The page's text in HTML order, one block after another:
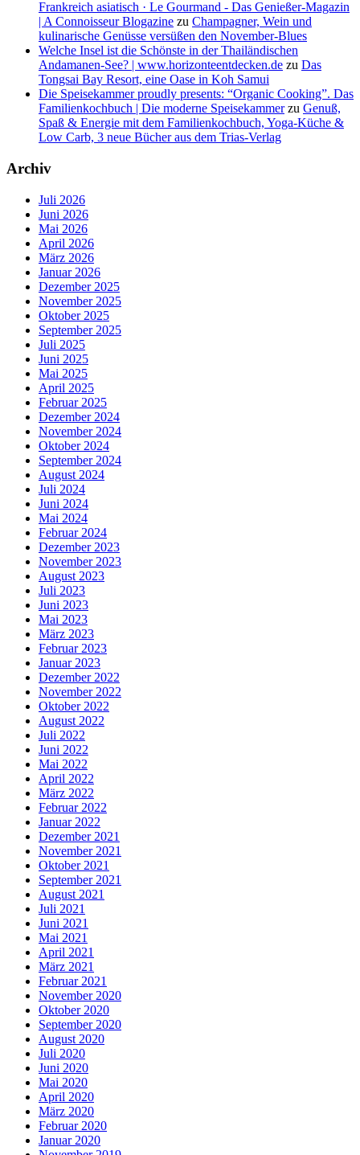
Frankreich asiatisch · Le Gourmand - Das Genießer-Magazin
| A Connoisseur Blogazine zu Champagner, Wein und
kulinarische Genüsse versüßen den November-Blues
Welche Insel ist die Schönste in der Thailändischen
Andamanen-See? | www.horizonteentdecken.de zu Das
Tongsai Bay Resort, eine Oase in Koh Samui
Die Speisekammer proudly presents: “Organic Cooking”. Das
Familienkochbuch | Die moderne Speisekammerzu Genuß,
Spaß & Energie mit dem Familienkochbuch, Yoga-Küche &
Low Carb, 3 neue Bücher aus dem Trias-Verlag
Archiv
Juli 2026
Juni 2026
Mai 2026
April 2026
März 2026
Januar 2026
Dezember 2025
November 2025
Oktober 2025
September 2025
Juli 2025
Juni 2025
Mai 2025
April 2025
Februar 2025
Dezember 2024
November 2024
Oktober 2024
September 2024
August 2024
Juli 2024
Juni 2024
Mai 2024
Februar 2024
Dezember 2023
November 2023
August 2023
Juli 2023
Juni 2023
Mai 2023
März 2023
Februar 2023
Januar 2023
Dezember 2022
November 2022
Oktober 2022
August 2022
Juli 2022
Juni 2022
Mai 2022
April 2022
März 2022
Februar 2022
Januar 2022
Dezember 2021
November 2021
Oktober 2021
September 2021
August 2021
Juli 2021
Juni 2021
Mai 2021
April 2021
März 2021
Februar 2021
November 2020
Oktober 2020
September 2020
August 2020
Juli 2020
Juni 2020
Mai 2020
April 2020
März 2020
Februar 2020
Januar 2020